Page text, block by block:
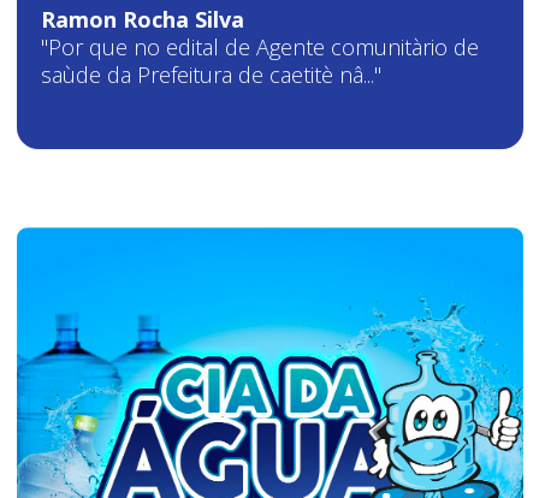
Ramon Rocha Silva
"Por que no edital de Agente comunitàrio de
saùde da Prefeitura de caetitè nâ..."